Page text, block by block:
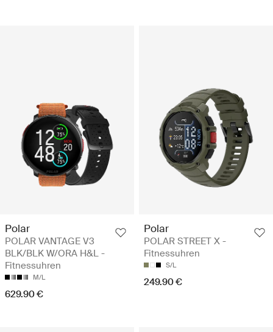
Polar
POLAR VANTAGE V3
BLK/BLK W/ORA H&L -
Fitnessuhren
M/L
629.90 €
Polar
POLAR STREET X -
Fitnessuhren
S/L
249.90 €